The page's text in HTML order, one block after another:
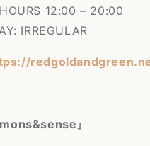
12:00 – 20:00
IRREGULAR
』